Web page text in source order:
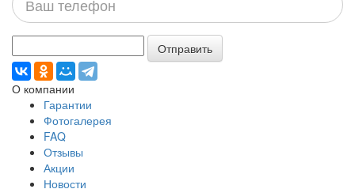
телефон
Отправить
О компании
Гарантии
Фотогалерея
FAQ
Отзывы
Акции
Новости